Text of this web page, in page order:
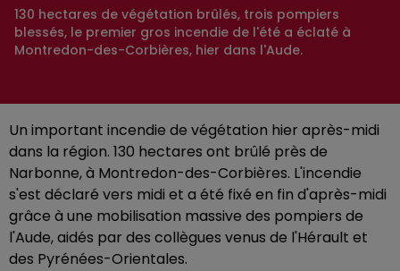
130 hectares de végétation brûlés, trois pompiers
blessés, le premier gros incendie de l'été a éclaté à
Montredon-des-Corbières, hier dans l'Aude.
Un important incendie de végétation hier après-midi
dans la région. 130 hectares ont brûlé près de
Narbonne, à Montredon-des-Corbières. L'incendie
s'est déclaré vers midi et a été fixé en fin d'après-midi
grâce à une mobilisation massive des pompiers de
l'Aude, aidés par des collègues venus de l'Hérault et
des Pyrénées-Orientales.